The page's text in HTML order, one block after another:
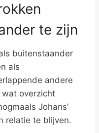
te zijn
buitenstaander
als
andere
wat overzicht
Johans’
relatie te blijven.